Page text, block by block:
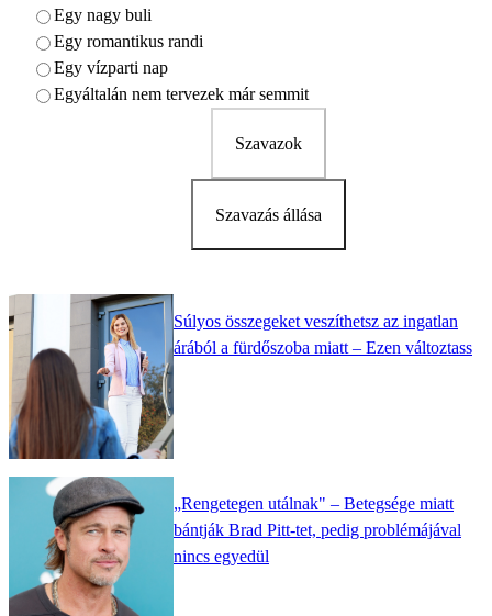
Egy nagy buli
Egy romantikus randi
Egy vízparti nap
Egyáltalán nem tervezek már semmit
Szavazok
Szavazás állása
Súlyos összegeket veszíthetsz az ingatlan
árából a fürdőszoba miatt – Ezen változtass
„Rengetegen utálnak" – Betegsége miatt
bántják Brad Pitt-tet, pedig problémájával
nincs egyedül